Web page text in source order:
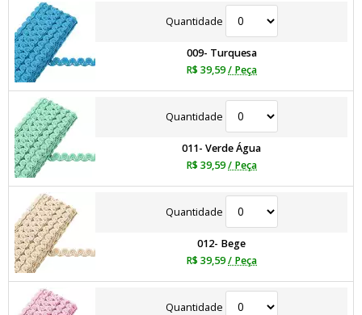
Quantidade
009- Turquesa
R$ 39,59/ Peça
Quantidade
011- Verde Água
R$ 39,59/ Peça
Quantidade
012- Bege
R$ 39,59/ Peça
Quantidade